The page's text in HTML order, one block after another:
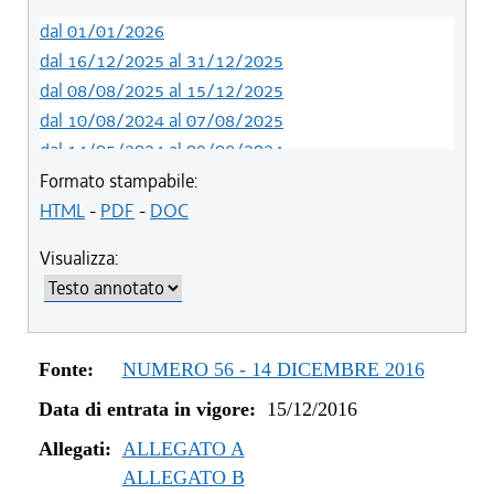
dal 01/01/2026
dal 16/12/2025 al 31/12/2025
dal 08/08/2025 al 15/12/2025
dal 10/08/2024 al 07/08/2025
dal 14/05/2024 al 09/08/2024
dal 01/01/2024 al 13/05/2024
dal 31/10/2023 al 31/12/2023
dal 07/03/2023 al 11/08/2023
dal 01/01/2023 al 06/03/2023
dal 09/08/2022 al 31/12/2022
dal 01/01/2022 al 08/08/2022
dal 06/11/2021 al 09/12/2021
dal 27/10/2021 al 05/11/2021
dal 20/05/2021 al 26/10/2021
Formato stampabile:
HTML- PDF - DOC
Visualizza:
Fonte:
NUMERO 56 - 14 DICEMBRE 2016
Data di entrata in vigore: 15/12/2016
Allegati: ALLEGATO A
ALLEGATO B